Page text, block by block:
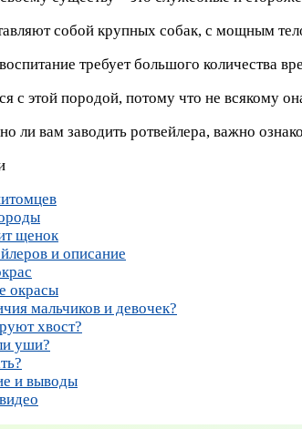
собой крупных собак, с мощным
требует большого количества
с этой породой, потому что не всякому
ли вам заводить ротвейлера, важно
щенок
и описание
окрасы
мальчиков и девочек?
хвост?
уши?
и выводы